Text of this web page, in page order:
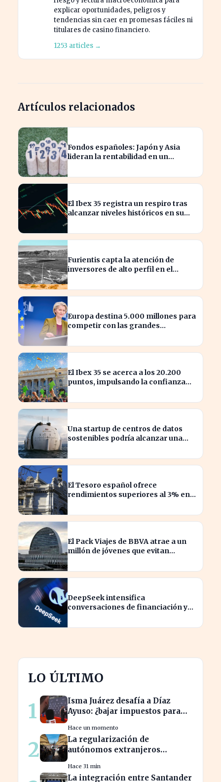
explicar oportunidades, peligros y
tendencias sin caer en promesas fáciles ni
titulares de casino financiero.
1253 articles →
Artículos relacionados
Fondos españoles: Japón y Asia
lideran la rentabilidad en un
El Ibex 35 registra un respiro tras
alcanzar niveles históricos en su
Furientis capta la atención de
inversores de alto perfil en el
Europa destina 5.000 millones para
competir con las grandes
El Ibex 35 se acerca a los 20.200
puntos, impulsando la confianza
Una startup de centros de datos
sostenibles podría alcanzar una
El Tesoro español ofrece
rendimientos superiores al 3% en
El Pack Viajes de BBVA atrae a un
millón de jóvenes que evitan
DeepSeek intensifica
conversaciones de financiación y
modelos
LO ÚLTIMO
1
Isma Juárez desafía a Díaz
Ayuso: ¿bajar impuestos para
Hace un momento
2
La regularización de
autónomos extranjeros
empleo turístico
Hace 31 min
La integración entre Santander